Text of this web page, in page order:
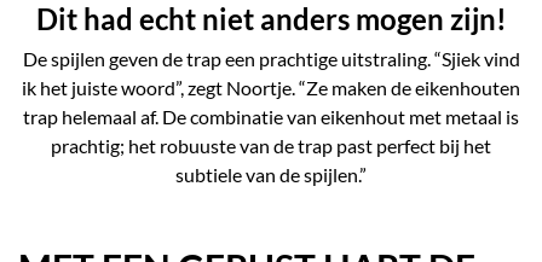
Dit had echt niet anders mogen zijn!
De spijlen geven de trap een prachtige uitstraling. “Sjiek vind
ik het juiste woord”, zegt Noortje. “Ze maken de eikenhouten
trap helemaal af. De combinatie van eikenhout met metaal is
prachtig; het robuuste van de trap past perfect bij het
subtiele van de spijlen.”